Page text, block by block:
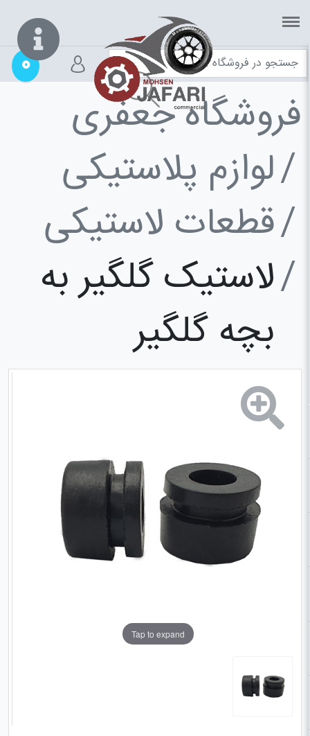
0
فروشگاه جعفری
لوازم پلاستیکی
قطعات لاستیکی
لاستیک گلگیر به
بچه گلگیر
Tap to expand